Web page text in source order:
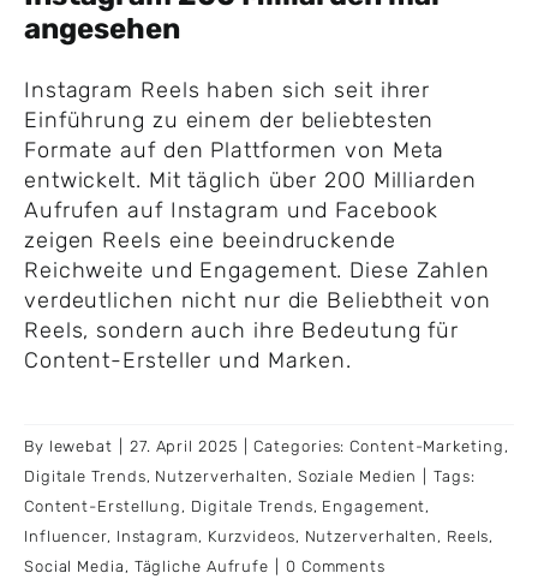
angesehen
Instagram Reels haben sich seit ihrer
Einführung zu einem der beliebtesten
Formate auf den Plattformen von Meta
entwickelt. Mit täglich über 200 Milliarden
Aufrufen auf Instagram und Facebook
zeigen Reels eine beeindruckende
Reichweite und Engagement. Diese Zahlen
verdeutlichen nicht nur die Beliebtheit von
Reels, sondern auch ihre Bedeutung für
Content-Ersteller und Marken.
By lewebat 27. April 2025 Categories:Content-Marketing ,
Digitale Trends, Nutzerverhalten , Soziale Medien
Tags:
Content-Erstellung , Digitale Trends, Engagement,
Influencer, Instagram, Kurzvideos, Nutzerverhalten , Reels,
Social Media , Tägliche Aufrufe
0 Comments